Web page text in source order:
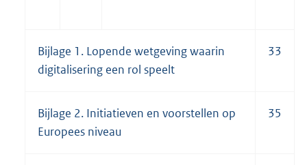
Bijlage 1. Lopende wetgeving waarin
digitalisering een rol speelt
33
Bijlage 2. Initiatieven en voorstellen op
Europees niveau
35